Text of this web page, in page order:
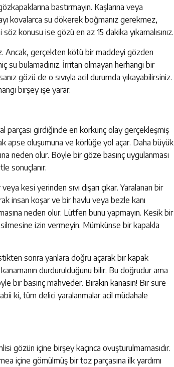
bastırmayın. Kaşlarına veya
kovalarca su dökerek boğmanız gerekmez,
konusu ise gözü en az 15 dakika yıkamalısınız.
Ancak, gerçekten kötü bir maddeyi gözden
su bulamadınız. İrritan olmayan herhangi bir
gözü de o sıvıyla acil durumda yıkayabilirsiniz.
birşey işe yarar.
parçası girdiğinde en korkunç olay gerçekleşmiş
apse oluşumuna ve körlüğe yol açar. Daha büyük
neden olur. Böyle bir göze basınç uygulanması
sonuçlanır.
kesi yerinden sıvı dışarı çıkar. Yaralanan bir
insan koşar ve bir havlu veya bezle kanı
neden olur. Lütfen bunu yapmayın. Kesik bir
silmesine izin vermeyin. Mümkünse bir kapakla
sonra yanlara doğru açarak bir kapak
durdurulduğunu bilir. Bu doğrudur ama
bir basınç mahveder. Bırakın kanasın! Bir süre
ki, tüm delici yaralanmalar acil müdahale
gözün içine birşey kaçınca ovuşturulmamasıdır.
içine gömülmüş bir toz parçasına ilk yardımı